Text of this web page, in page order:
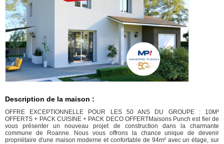
Description de la maison :
OFFRE EXCEPTIONNELLE POUR LES 50 ANS DU GROUPE : 10M²
OFFERTS + PACK CUISINE + PACK DECO OFFERTMaisons Punch est fier de
vous présenter un nouveau projet de construction dans la charmante
commune de Roanne. Nous vous offrons la chance unique de devenir
propriétaire d'une maison moderne et confortable de 94m² avec un étage, sur